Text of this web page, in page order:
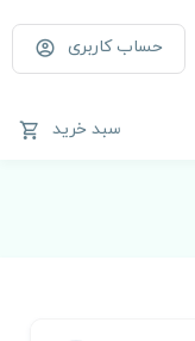
حساب کاربری
سبد خرید